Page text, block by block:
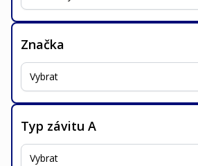
Značka
Typ závitu A